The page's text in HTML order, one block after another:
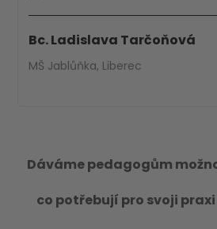
Bc. Ladislava Tarčoňová
MŠ Jablůňka, Liberec
Dáváme pedagogům
co potřebují pro svoji